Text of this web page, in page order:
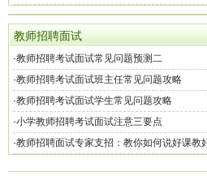
教师招聘面试
·教师招聘考试面试常见问题预测二
·教师招聘考试面试班主任常见问题攻略
·教师招聘考试面试学生常见问题攻略
·小学教师招聘考试面试注意三要点
·教师招聘面试专家支招：教你如何说好课教